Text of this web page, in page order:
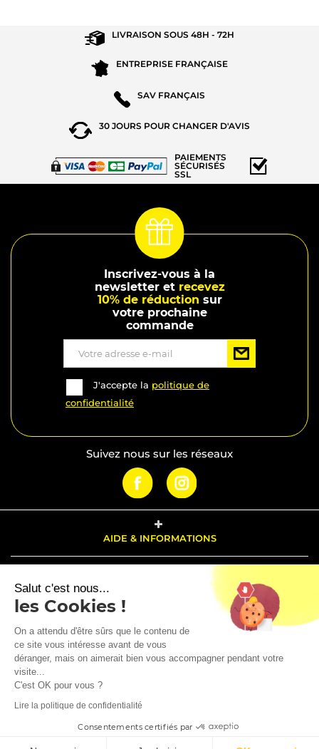
LIVRAISON SOUS48H - 72H
ENTREPRISE FRANÇAISE
SAV FRANÇAIS
30 JOURS POUR CHANGER D'AVIS
PAIEMENTS
SÉCURISÉS
SSL
Inscrivez-vous à la
newsletter etrecevez
10% de réduction sur
votre prochaine
commande
J'accepte la politique de
confidentialité
Suivez nous sur les réseaux
AIDE & INFORMATIONS
NOTRE SOCIÉTÉ
© 2026 - brosziotools.fr
Salut c'est nous...
les Cookies !
On a attendu d'être sûrs que le contenu de
ce site vous intéresse avant de vous
déranger, mais on aimerait bien vous accompagner pendant votre
visite...
C'est OK pour vous ?
Lire la politique de confidentialité
Consentements certifiés par